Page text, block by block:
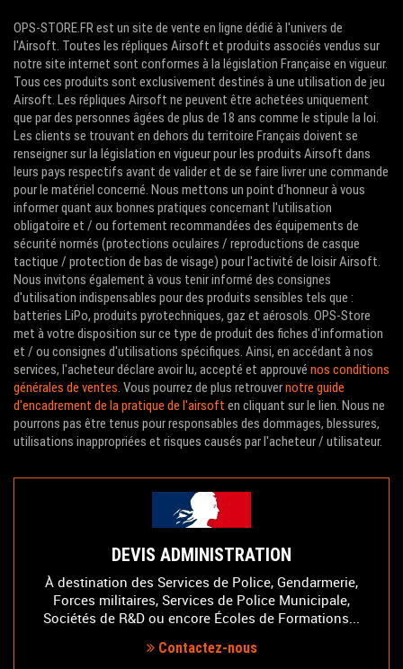
OPS-STORE.FR est un site de vente en ligne dédié à l'univers de
l'Airsoft. Toutes les répliques Airsoft et produits associés vendus sur
notre site internet sont conformes à la législation Française en vigueur.
Tous ces produits sont exclusivement destinés à une utilisation de jeu
Airsoft. Les répliques Airsoft ne peuvent être achetées uniquement
que par des personnes âgées de plus de 18 ans comme le stipule la loi.
Les clients se trouvant en dehors du territoire Français doivent se
renseigner sur la législation en vigueur pour les produits Airsoft dans
leurs pays respectifs avant de valider et de se faire livrer une commande
pour le matériel concerné. Nous mettons un point d'honneur à vous
informer quant aux bonnes pratiques concernant l'utilisation
obligatoire et / ou fortement recommandées des équipements de
sécurité normés (protections oculaires / reproductions de casque
tactique / protection de bas de visage) pour l'activité de loisir Airsoft.
Nous invitons également à vous tenir informé des consignes
d'utilisation indispensables pour des produits sensibles tels que :
batteries LiPo, produits pyrotechniques, gaz et aérosols. OPS-Store
met à votre disposition sur ce type de produit des fiches d'information
et / ou consignes d'utilisations spécifiques. Ainsi, en accédant à nos
services, l'acheteur déclare avoir lu, accepté et approuvé nos conditions
générales de ventes. Vous pourrez de plus retrouvernotre guide
d'encadrement de la pratique de l'airsoft en cliquant sur le lien. Nous ne
pourrons pas être tenus pour responsables des dommages, blessures,
utilisations inappropriées et risques causés par l'acheteur / utilisateur.
DEVIS ADMINISTRATION
À destination des Services de Police, Gendarmerie,
Forces militaires, Services de Police Municipale,
Sociétés de R&D ou encore Écoles de Formations...
Contactez-nous